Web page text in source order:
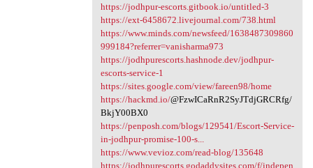
https://jodhpur-escorts.gitbook.io/untitled-3
https://ext-6458672.livejournal.com/738.html
https://www.minds.com/newsfeed/1638487309860
999184?referrer=vanisharma973
https://jodhpurescorts.hashnode.dev/jodhpur-
escorts-service-1
https://sites.google.com/view/fareen98/home
https://hackmd.io/@FzwICaRnR2SyJTdjGRCRfg/
BkjY00BX0
https://penposh.com/blogs/129541/Escort-Service-
in-jodhpur-promise-100-s...
https://www.vevioz.com/read-blog/135648
https://jodhpurescorts.godaddysites.com/f/indepen